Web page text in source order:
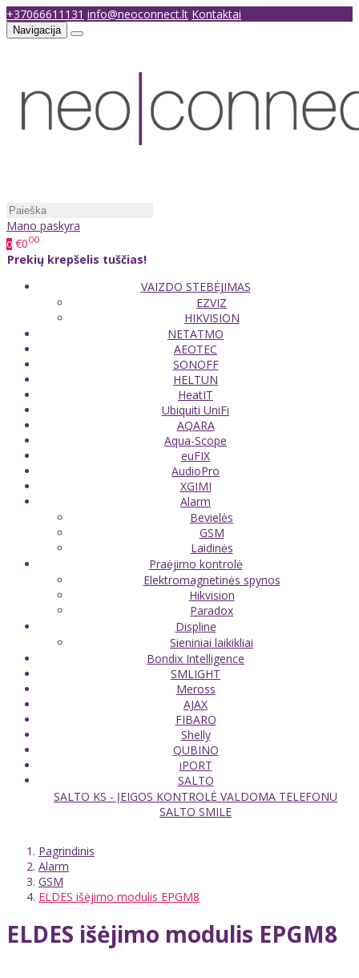
+37066611131 info@neoconnect.lt Kontaktai
Navigacija
Mano paskyra
0 €000
Prekių krepšelis tuščias!
VAIZDO STEBĖJIMAS
EZVIZ
HIKVISION
NETATMO
AEOTEC
SONOFF
HELTUN
HeatIT
Ubiquiti UniFi
AQARA
Aqua-Scope
euFIX
AudioPro
XGIMI
Alarm
Bevielės
GSM
Laidinės
Praėjimo kontrolė
Elektromagnetinės spynos
Hikvision
Paradox
Displine
Sieniniai laikikliai
Bondix Intelligence
SMLIGHT
Meross
AJAX
FIBARO
Shelly
QUBINO
iPORT
SALTO
SALTO KS - ĮEIGOS KONTROLĖ VALDOMA TELEFONU
SALTO SMILE
Pagrindinis
Alarm
GSM
ELDES išėjimo modulis EPGM8
ELDES išėjimo modulis EPGM8